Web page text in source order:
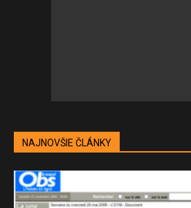
NAJNOVŠIE ČLÁNKY